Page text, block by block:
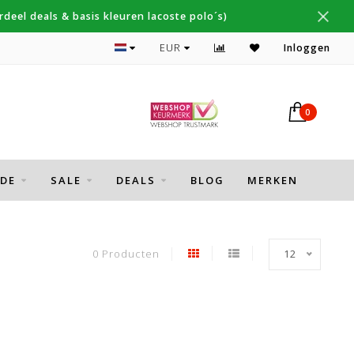
deals & basis kleuren lacoste polo´s)
Topmerken Thomas Maine, Cavallaro, Desoto
EUR Inloggen
0
SALE DEALS BLOG MERKEN
0 Producten 12